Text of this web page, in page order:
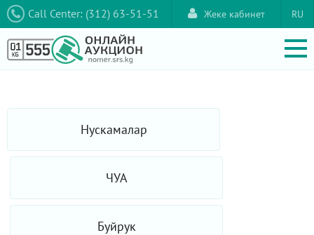
Call Center: (312) 63-51-51 RU
Жеке кабинет
Нускамалар
ЧУА
Буйрук